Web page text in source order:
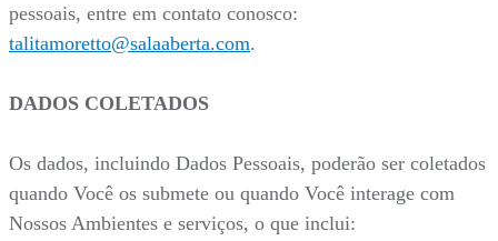
pessoais, entre em contato conosco:
talitamoretto@salaaberta.com.
DADOS COLETADOS
Os dados, incluindo Dados Pessoais, poderão ser coletados
quando Você os submete ou quando Você interage com
Nossos Ambientes e serviços, o que inclui: